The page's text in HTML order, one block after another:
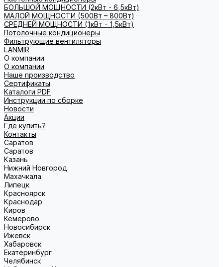
БОЛЬШОЙ МОЩНОСТИ (2кВт - 6,5кВт)
МАЛОЙ МОЩНОСТИ (500Вт – 800Вт)
СРЕДНЕЙ МОЩНОСТИ (1кВт - 1,5кВт)
Потолочные кондиционеры
Фильтрующие вентиляторы
LANMIR
О компании
О компании
Наше производство
Сертификаты
Каталоги PDF
Инструкции по сборке
Новости
Акции
Где купить?
Контакты
Саратов
Саратов
Казань
Нижний Новгород
Махачкала
Липецк
Красноярск
Краснодар
Киров
Кемерово
Новосибирск
Ижевск
Хабаровск
Екатеринбург
Челябинск